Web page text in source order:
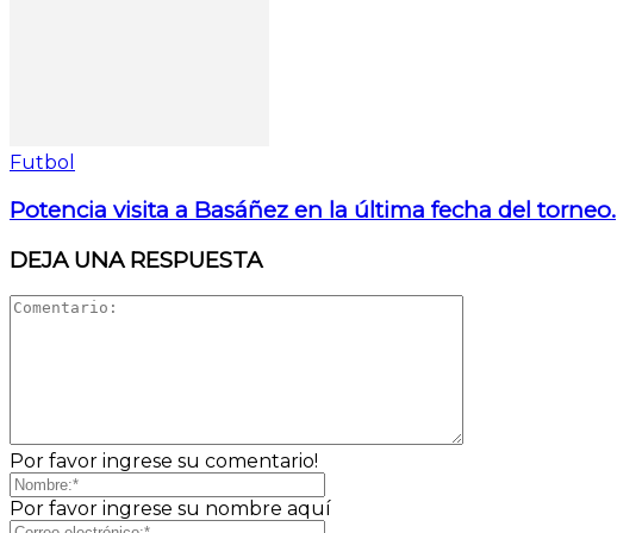
Futbol
Potencia visita a Basáñez en la última fecha del torneo.
DEJA UNA RESPUESTA
Por favor ingrese su comentario!
Por favor ingrese su nombre aquí